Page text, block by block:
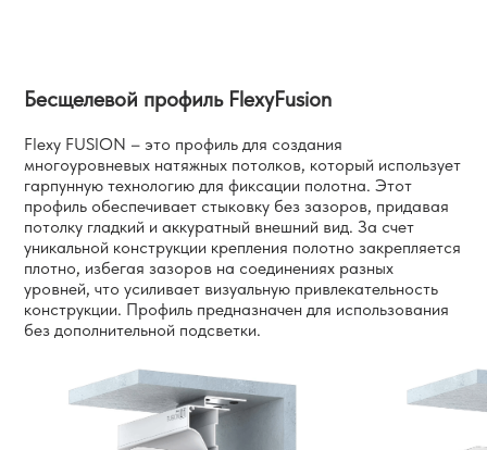
Бесщелевой профиль FlexyFusion
Flexy FUSION – это профиль для создания
многоуровневых натяжных потолков, который использует
гарпунную технологию для фиксации полотна. Этот
профиль обеспечивает стыковку без зазоров, придавая
потолку гладкий и аккуратный внешний вид. За счет
уникальной конструкции крепления полотно закрепляется
плотно, избегая зазоров на соединениях разных
уровней, что усиливает визуальную привлекательность
конструкции. Профиль предназначен для использования
без дополнительной подсветки.